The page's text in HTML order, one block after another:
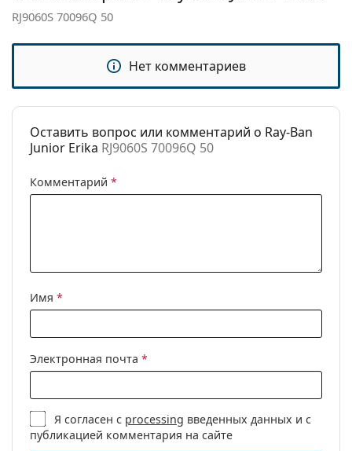
Бренд:
RJ9060S 70096Q 50
RJ9060S 70096Q 50
Нет комментариев
Оставить вопрос или комментарий о Ray-Ban
Junior Erika RJ9060S 70096Q 50
Комментарий *
Имя *
Электронная почта *
Я согласен с processing введенных данных и с
публикацией комментария на сайте